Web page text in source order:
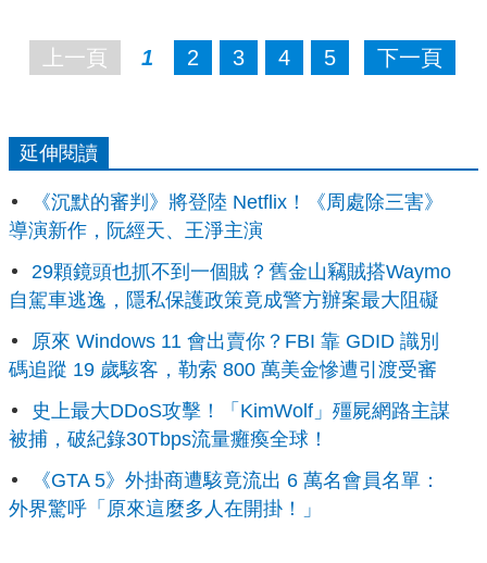
上一頁 1 2 3 4 5 下一頁
延伸閱讀
《沉默的審判》將登陸 Netflix！《周處除三害》
導演新作，阮經天、王淨主演
29顆鏡頭也抓不到一個賊？舊金山竊賊搭Waymo
自駕車逃逸，隱私保護政策竟成警方辦案最大阻礙
原來 Windows 11 會出賣你？FBI 靠 GDID 識別
碼追蹤 19 歲駭客，勒索 800 萬美金慘遭引渡受審
史上最大DDoS攻擊！「KimWolf」殭屍網路主謀
被捕，破紀錄30Tbps流量癱瘓全球！
《GTA 5》外掛商遭駭竟流出 6 萬名會員名單：
外界驚呼「原來這麼多人在開掛！」